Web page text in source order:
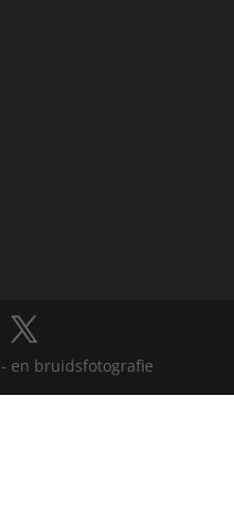
en bruidsfotografie